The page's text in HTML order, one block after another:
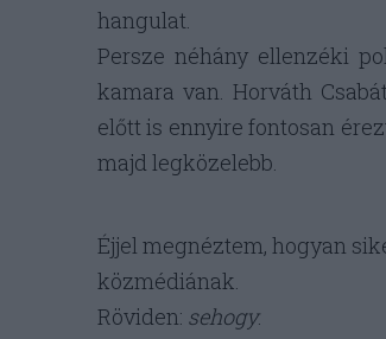
hangulat.
Persze néhány ellenzéki
kamara van. Horváth
előtt is ennyire fontosan
majd legközelebb.
Éjjel megnéztem, hogyan
közmédiának.
Röviden: sehogy.